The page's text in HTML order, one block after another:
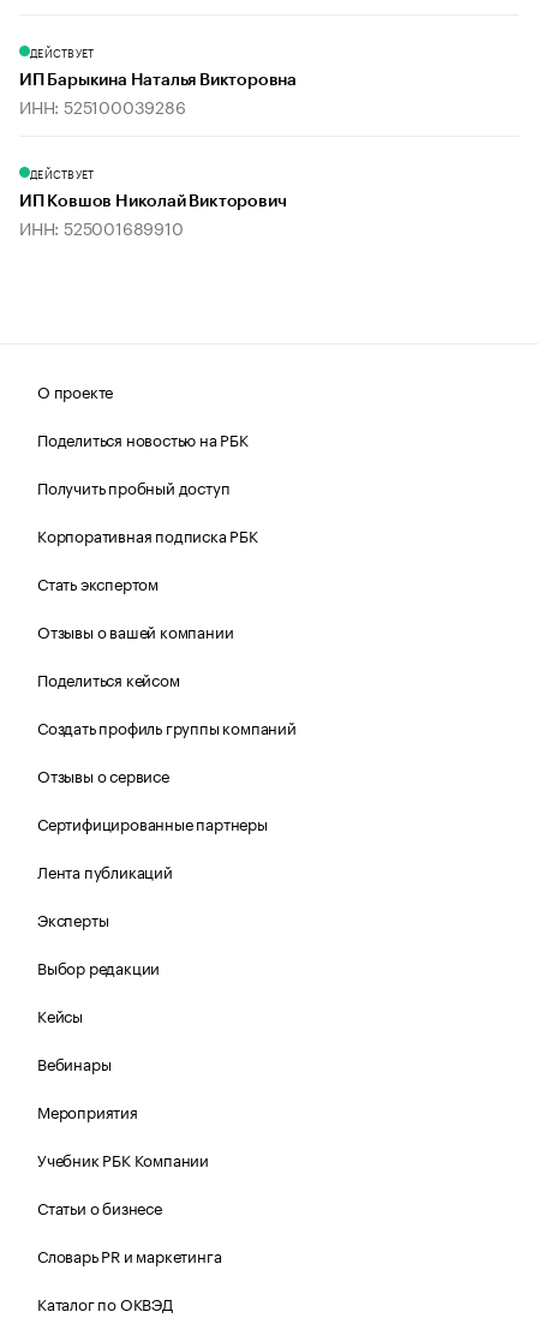
ДЕЙСТВУЕТ
ИП Барыкина Наталья Викторовна
ИНН: 525100039286
ДЕЙСТВУЕТ
ИП Ковшов Николай Викторович
ИНН: 525001689910
О проекте
Поделиться новостью на РБК
Получить пробный доступ
Корпоративная подписка РБК
Стать экспертом
Отзывы о вашей компании
Поделиться кейсом
Создать профиль группы компаний
Отзывы о сервисе
Сертифицированные партнеры
Лента публикаций
Эксперты
Выбор редакции
Кейсы
Вебинары
Мероприятия
Учебник РБК Компании
Статьи о бизнесе
Словарь PR и маркетинга
Каталог по ОКВЭД